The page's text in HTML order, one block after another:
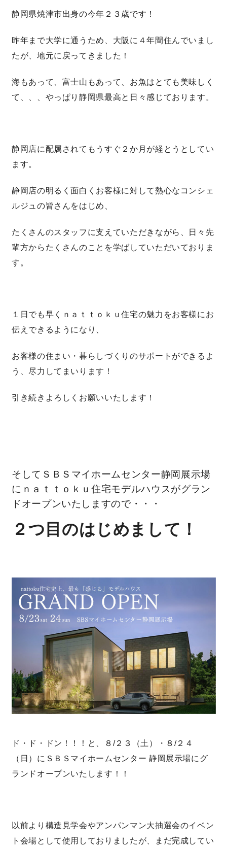
身体に優しい自然素材の家
耐震等級3 & 許容応力度計算 全棟標準
徹底したコストダウンの追求
頑丈で長持ちの外壁
100年点検住宅
快適な室内環境へのこだわり
ラインナップ
Groovin’
Glass Arts
Blue Style
分譲住宅･不動産 スタッフブログ
近日分譲予定情報 会社情報
動画ギャラリー 採用情報
サイトマップ プライバシーポリシー
よくある質問
静岡県焼津市出身の今年２３歳です！
昨年まで大学に通うため、大阪に４年間住んでいまし
たが、地元に戻ってきました！
海もあって、富士山もあって、お魚はとても美味しく
て、、、やっぱり静岡県最高と日々感じております。
静岡店に配属されてもうすぐ２か月が経とうとしてい
ます。
静岡店の明るく面白くお客様に対して熱心なコンシェ
ルジュの皆さんをはじめ、
たくさんのスタッフに支えていただきながら、日々先
輩方からたくさんのことを学ばしていただいておりま
す。
１日でも早くｎａｔｔｏｋｕ住宅の魅力をお客様にお
伝えできるようになり、
お客様の住まい・暮らしづくりのサポートができるよ
う、尽力してまいります！
引き続きよろしくお願いいたします！
そしてＳＢＳマイホームセンター静岡展示場
にｎａｔｔｏｋｕ住宅モデルハウスがグラン
ドオープンいたしますので・・・
２つ目のはじめまして！
ド・ド・ドン！！！と、８/２３（土）・８/２４
（日）にＳＢＳマイホームセンター 静岡展示場にグ
ランドオープンいたします！！
以前より構造見学会やアンパンマン大抽選会のイベン
ト会場として使用しておりましたが、まだ完成してい